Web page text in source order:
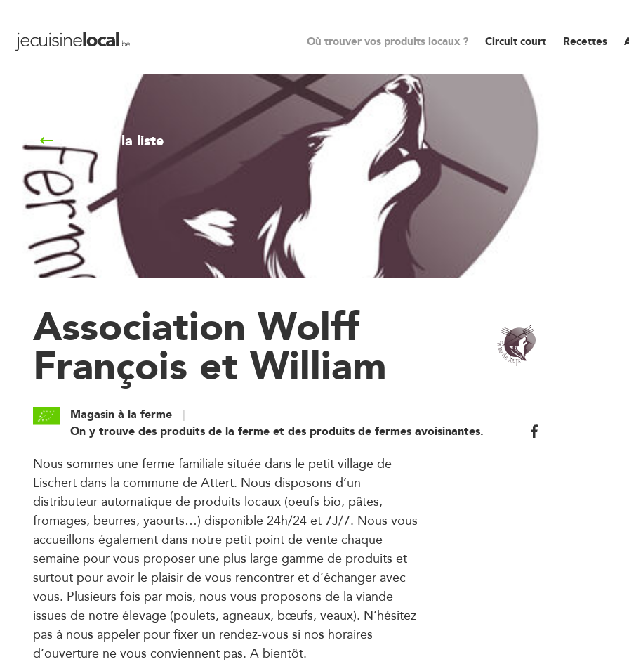
Où trouver vos produits locaux ? Circuit court Recettes
Retour à la liste
Association Wolff
François et William
Magasin à la ferme
On y trouve des produits de la ferme et des produits de fermes avoisinantes.
Nous sommes une ferme familiale située dans le petit village de
Lischert dans la commune de Attert. Nous disposons d’un
distributeur automatique de produits locaux (oeufs bio, pâtes,
fromages, beurres, yaourts…) disponible 24h/24 et 7J/7. Nous vous
accueillons également dans notre petit point de vente chaque
semaine pour vous proposer une plus large gamme de produits et
surtout pour avoir le plaisir de vous rencontrer et d’échanger avec
vous. Plusieurs fois par mois, nous vous proposons de la viande
issues de notre élevage (poulets, agneaux, bœufs, veaux). N’hésitez
pas à nous appeler pour fixer un rendez-vous si nos horaires
d’ouverture ne vous conviennent pas. A bientôt.